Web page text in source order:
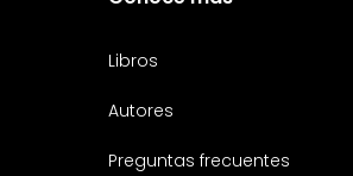
Libros
Autores
Preguntas frecuentes